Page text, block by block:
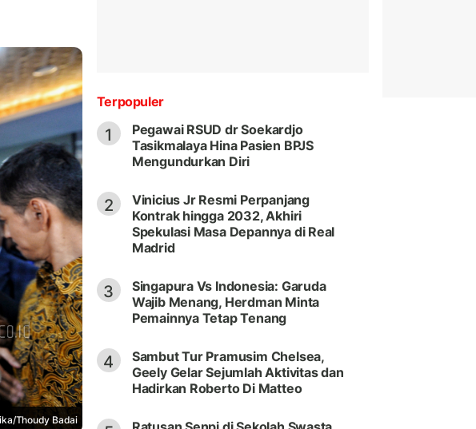
Thoudy Badai
Terpopuler
1
Pegawai RSUD dr Soekardjo
Tasikmalaya Hina Pasien BPJS
Mengundurkan Diri
2
Vinicius Jr Resmi Perpanjang
Kontrak hingga 2032, Akhiri
Spekulasi Masa Depannya di Real
Madrid
3
Singapura Vs Indonesia: Garuda
Wajib Menang, Herdman Minta
Pemainnya Tetap Tenang
4
Sambut Tur Pramusim Chelsea,
Geely Gelar Sejumlah Aktivitas dan
Hadirkan Roberto Di Matteo